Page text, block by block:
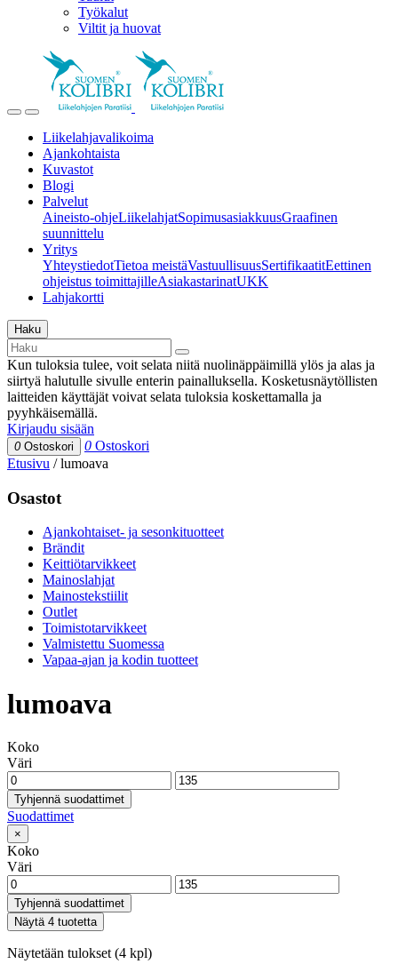
Työkalut
Viltit ja huovat
Liikelahjavalikoima
Ajankohtaista
Kuvastot
Blogi
Palvelut
Aineisto-ohjeLiikelahjatSopimusasiakkuusGraafinen
suunnittelu
Yritys
YhteystiedotTietoa meistäVastuullisuusSertifikaatitEettinen
ohjeistus toimittajilleAsiakastarinatUKK
Lahjakortti
Haku
Kun tuloksia tulee, voit selata niitä nuolinäppäimillä ylös ja alas ja
siirtyä halutulle sivulle enterin painalluksella. Kosketusnäytöllisten
laitteiden käyttäjät voivat selata tuloksia koskettamalla ja
pyyhkäisemällä.
Kirjaudu sisään
0 Ostoskori 0 Ostoskori
Etusivu /lumoava
Osastot
Ajankohtaiset- ja sesonkituotteet
Brändit
Keittiötarvikkeet
Mainoslahjat
Mainostekstiilit
Outlet
Toimistotarvikkeet
Valmistettu Suomessa
Vapaa-ajan ja kodin tuotteet
lumoava
Koko
Väri
Tyhjennä suodattimet
Suodattimet
×
Koko
Väri
Tyhjennä suodattimet
Näytä 4 tuotetta
Näytetään tulokset (4 kpl)